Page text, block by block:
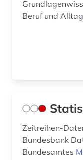
sport (2)
stadt (1)
statistik (32)
Beruf und
Zeitreihen-
Bundesbank
Bundesamtes